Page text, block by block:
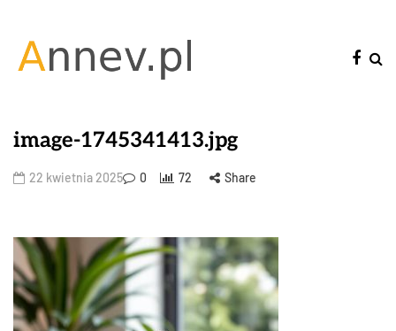
image-1745341413.jpg
22 kwietnia 2025 0 72 Share